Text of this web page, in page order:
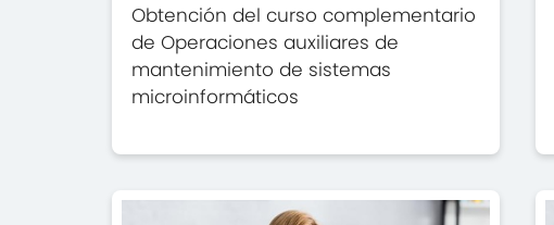
Obtención del curso complementario
de Operaciones auxiliares de
mantenimiento de sistemas
microinformáticos